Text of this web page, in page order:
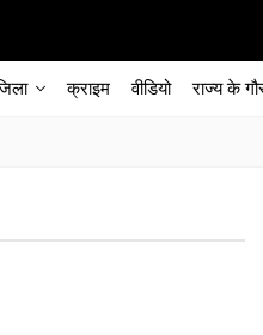
क्राइम वीडियो राज्‍य के